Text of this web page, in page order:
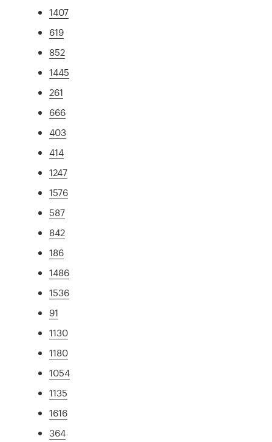
1407
619
852
1445
261
666
403
414
1247
1576
587
842
186
1486
1536
91
1130
1180
1054
1135
1616
364